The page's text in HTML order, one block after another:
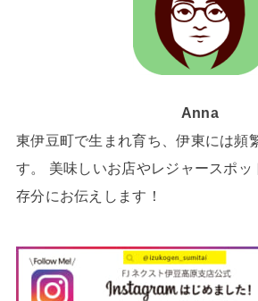
Anna
東伊豆町で生まれ育ち、伊東には頻
す。 美味しいお店やレジャースポッ
存分にお伝えします！